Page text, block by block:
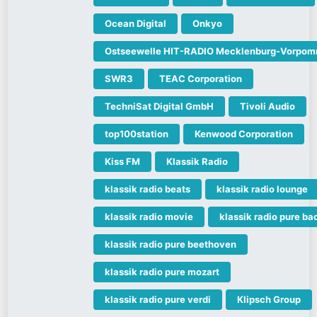
Ocean Digital Onkyo
Ostseewelle HIT-RADIO Mecklenburg-
SWR3 TEAC Corporation
TechniSat Digital GmbH Tivoli Audio
top100station Kenwood Corporation
Kiss FM Klassik Radio
klassik radio beats klassik radio lounge
klassik radio movie klassik radio pure
klassik radio pure beethoven
klassik radio pure mozart
klassik radio pure verdi Klipsch Group